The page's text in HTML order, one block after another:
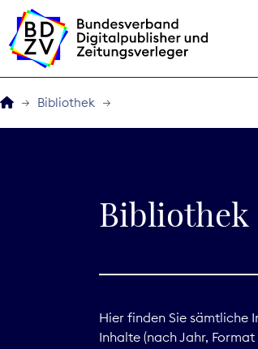
Service
Bibliothek
Bibliothek
Hier finden Sie sämtliche
Inhalte (nach Jahr,